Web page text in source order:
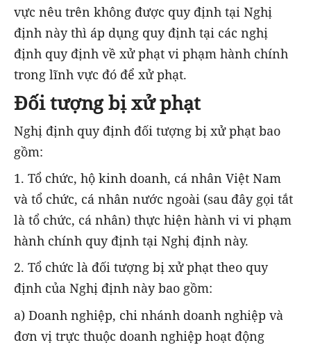
vực nêu trên không được quy định tại Nghị
định này thì áp dụng quy định tại các nghị
định quy định về xử phạt vi phạm hành chính
trong lĩnh vực đó để xử phạt.
Đối tượng bị xử phạt
Nghị định quy định đối tượng bị xử phạt bao
gồm:
1. Tổ chức, hộ kinh doanh, cá nhân Việt Nam
và tổ chức, cá nhân nước ngoài (sau đây gọi tắt
là tổ chức, cá nhân) thực hiện hành vi vi phạm
hành chính quy định tại Nghị định này.
2. Tổ chức là đối tượng bị xử phạt theo quy
định của Nghị định này bao gồm:
a) Doanh nghiệp, chi nhánh doanh nghiệp và
đơn vị trực thuộc doanh nghiệp hoạt động